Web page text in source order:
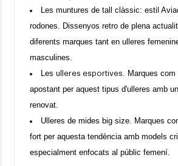
Les muntures de tall clàssic: estil
rodones. Dissenyos retro de plena
diferents marques tant en ulleres
masculines.
Les ulleres esportives. Marques com
apostant per aquest tipus d'ulleres amb
renovat.
Ulleres de mides big size. Marques
fort per aquesta tendència amb models
especialment enfocats al públic femení.